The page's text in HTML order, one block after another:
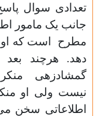
تعدادی سوال
جانب یک مامور
مطرح است که
دهد. هرچند بعد
گمشادزهی منکر
نیست ولی او
اطلاعاتی سخن